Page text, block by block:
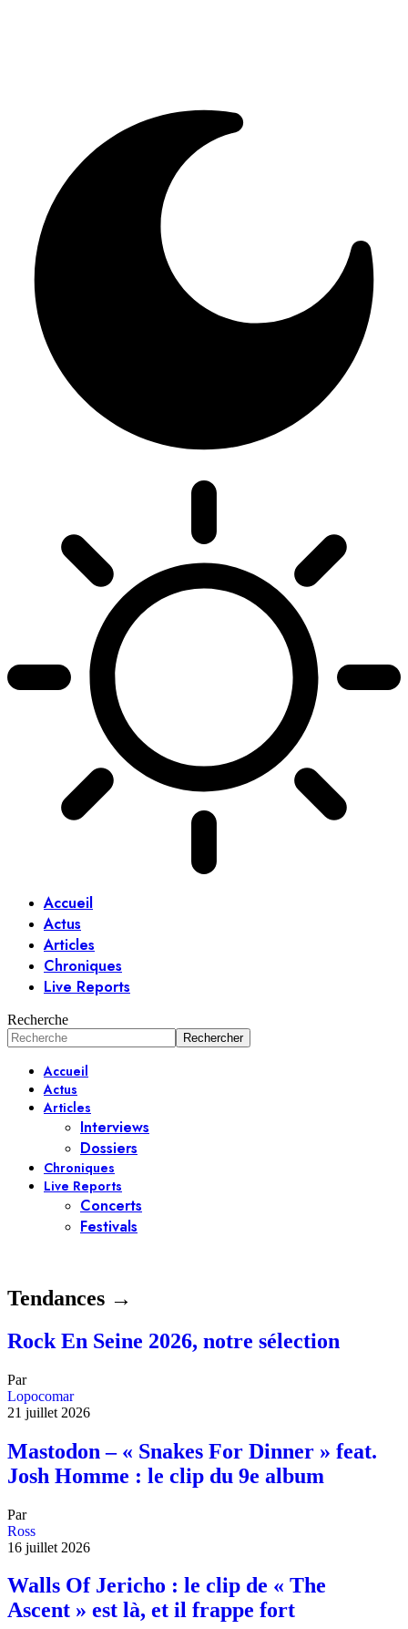
Accueil
Actus
Articles
Chroniques
Live Reports
Recherche
Accueil
Actus
Articles
Interviews
Dossiers
Chroniques
Live Reports
Concerts
Festivals
Tendances →
Rock En Seine 2026, notre sélection
Par
Lopocomar
21 juillet 2026
Mastodon – « Snakes For Dinner » feat.
Josh Homme : le clip du 9e album
Par
Ross
16 juillet 2026
Walls Of Jericho : le clip de « The
Ascent » est là, et il frappe fort